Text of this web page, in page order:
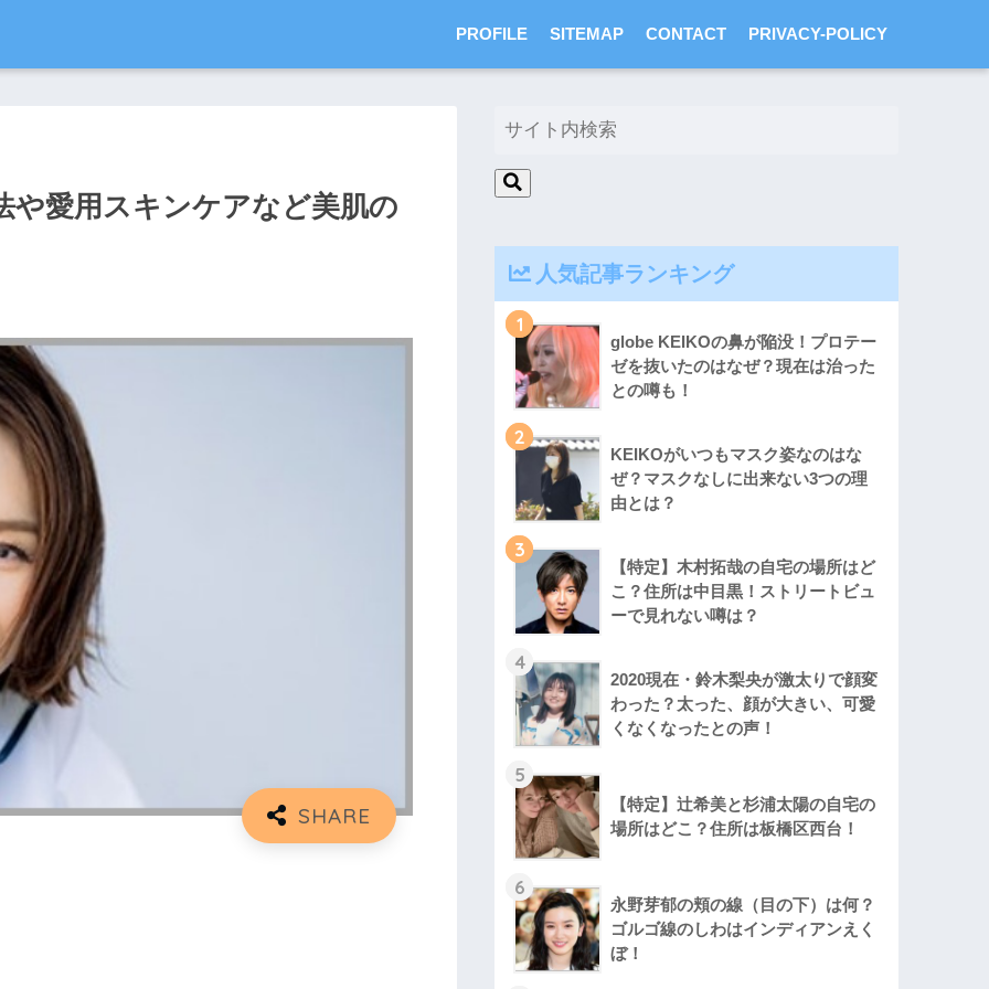
PROFILE SITEMAP CONTACT PRIVACY-POLICY
や愛用スキンケアなど美肌の
人気記事ランキング
1
globe KEIKOの鼻が陥没！プロテー
ゼを抜いたのはなぜ？現在は治った
との噂も！
2
KEIKOがいつもマスク姿なのはな
ぜ？マスクなしに出来ない3つの理
由とは？
3
【特定】木村拓哉の自宅の場所はど
こ？住所は中目黒！ストリートビュ
ーで見れない噂は？
4
2020現在・鈴木梨央が激太りで顔変
わった？太った、顔が大きい、可愛
くなくなったとの声！
5
【特定】辻希美と杉浦太陽の自宅の
場所はどこ？住所は板橋区西台！
6
永野芽郁の頬の線（目の下）は何？
ゴルゴ線のしわはインディアンえく
ぼ！